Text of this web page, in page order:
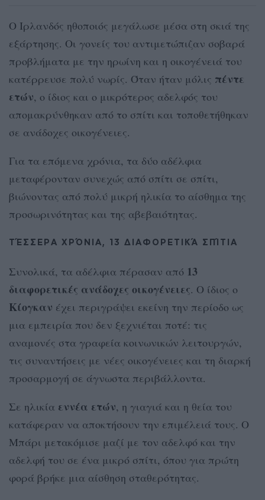
Ο Ιρλανδός ηθοποιός μεγάλωσε μέσα στη σκιά της
εξάρτησης. Οι γονείς του αντιμετώπιζαν σοβαρά
προβλήματα με την ηρωίνη και η οικογένειά του
κατέρρευσε πολύ νωρίς. Όταν ήταν μόλις πέντε
ετών, ο ίδιος και ο μικρότερος αδελφός του
απομακρύνθηκαν από το σπίτι και τοποθετήθηκαν
σε ανάδοχες οικογένειες.
Για τα επόμενα χρόνια, τα δύο αδέλφια
μεταφέρονταν συνεχώς από σπίτι σε σπίτι,
βιώνοντας από πολύ μικρή ηλικία το αίσθημα της
προσωρινότητας και της αβεβαιότητας.
ΤΈΣΣΕΡΑ ΧΡΌΝΙΑ, 13 ΔΙΑΦΟΡΕΤΙΚΆ ΣΠΊΤΙΑ
Συνολικά, τα αδέλφια πέρασαν από 13
διαφορετικές ανάδοχες οικογένειες. Ο ίδιος ο
Κίογκαν έχει περιγράψει εκείνη την περίοδο ως
μια εμπειρία που δεν ξεχνιέται ποτέ: τις
αναμονές στα γραφεία κοινωνικών λειτουργών,
τις συναντήσεις με νέες οικογένειες και τη διαρκή
προσαρμογή σε άγνωστα περιβάλλοντα.
Σε ηλικία εννέα ετών, η γιαγιά και η θεία του
κατάφεραν να αποκτήσουν την επιμέλειά τους. Ο
Μπάρι μετακόμισε μαζί με τον αδελφό και την
αδελφή του σε ένα μικρό σπίτι, όπου για πρώτη
φορά βρήκε μια αίσθηση σταθερότητας.